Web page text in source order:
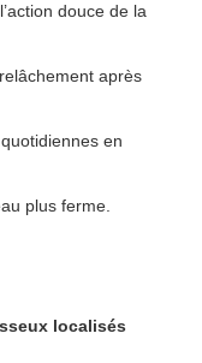
douce de la
après
en
plus ferme.
localisés